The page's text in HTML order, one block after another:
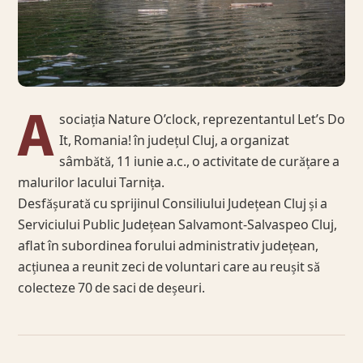
A sociația Nature O’clock, reprezentantul Let’s Do
It, Romania! în județul Cluj, a organizat
sâmbătă, 11 iunie a.c., o activitate de curățare a
malurilor lacului Tarnița.
Desfășurată cu sprijinul Consiliului Județean Cluj și a
Serviciului Public Județean Salvamont-Salvaspeo Cluj,
aflat în subordinea forului administrativ județean,
acțiunea a reunit zeci de voluntari care au reușit să
colecteze 70 de saci de deșeuri.